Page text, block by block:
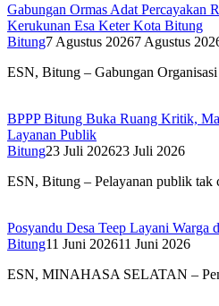
Gabungan Ormas Adat Percayakan
Kerukunan Esa Keter Kota Bitung
Bitung7 Agustus 20267 Agustus
ESN, Bitung – Gabungan
BPPP Bitung Buka Ruang Kritik,
Layanan Publik
Bitung23 Juli 202623 Juli 2026
ESN, Bitung – Pelayanan publik
Posyandu Desa Teep Layani Warga
Bitung11 Juni 202611 Juni 2026
ESN, MINAHASA SELATAN –